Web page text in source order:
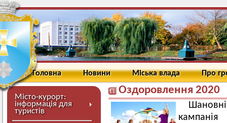
Головна Новини Міська влада Про
Місто-курорт:
інформація для
туристів
Оздоровлення 2020